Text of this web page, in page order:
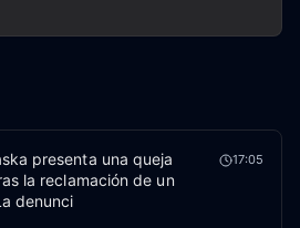
presenta una queja
la reclamación de un
denunci
17:05